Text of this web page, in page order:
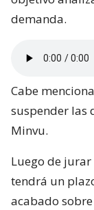
demanda.
Cabe
suspender las
Minvu.
Luego de jurar
tendrá un
acabado